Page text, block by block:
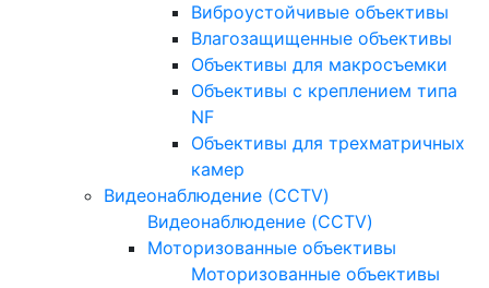
Виброустойчивые объективы
Влагозащищенные объективы
Объективы для макросъемки
Объективы с креплением типа
NF
Объективы для трехматричных
камер
Видеонаблюдение (CCTV)
Видеонаблюдение (CCTV)
Моторизованные объективы
Моторизованные объективы